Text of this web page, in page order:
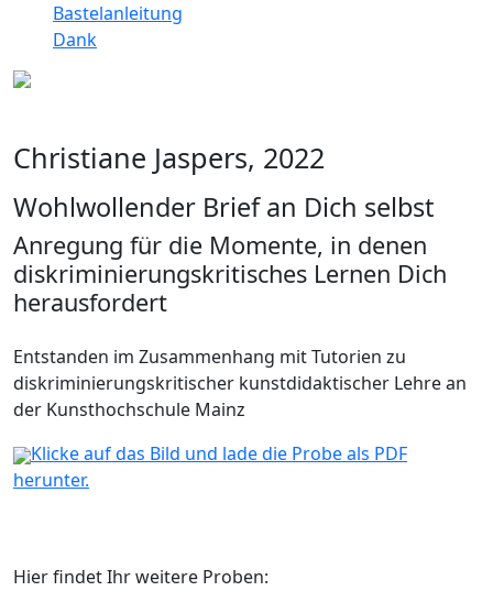
Bastelanleitung
Dank
Christiane Jaspers, 2022
Wohlwollender Brief an Dich selbst
Anregung für die Momente, in denen
diskriminierungskritisches Lernen Dich
herausfordert
Entstanden im Zusammenhang mit Tutorien zu
diskriminierungskritischer kunstdidaktischer Lehre an
der Kunsthochschule Mainz
Klicke auf das Bild und lade die Probe als PDF
herunter.
Hier findet Ihr weitere Proben: